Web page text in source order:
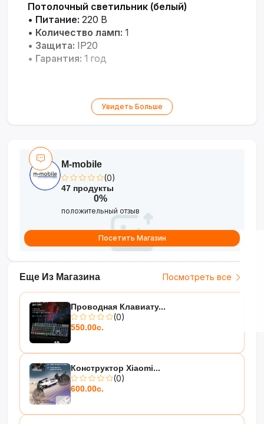
Потолочный светильник (белый)
• Питание: 220 В
• Количество ламп: 1
• Защита: IP20
• Гарантия: 1 год
Увидеть Больше
Еще Из Магазина Посмотреть все
Проводная Клавиату...
(0)
550.00с.
Конструктор Xiaomi...
(0)
600.00с.
M-mobile
(0)
47 продукты
0%
положительный отзыв
Посетить Магазин